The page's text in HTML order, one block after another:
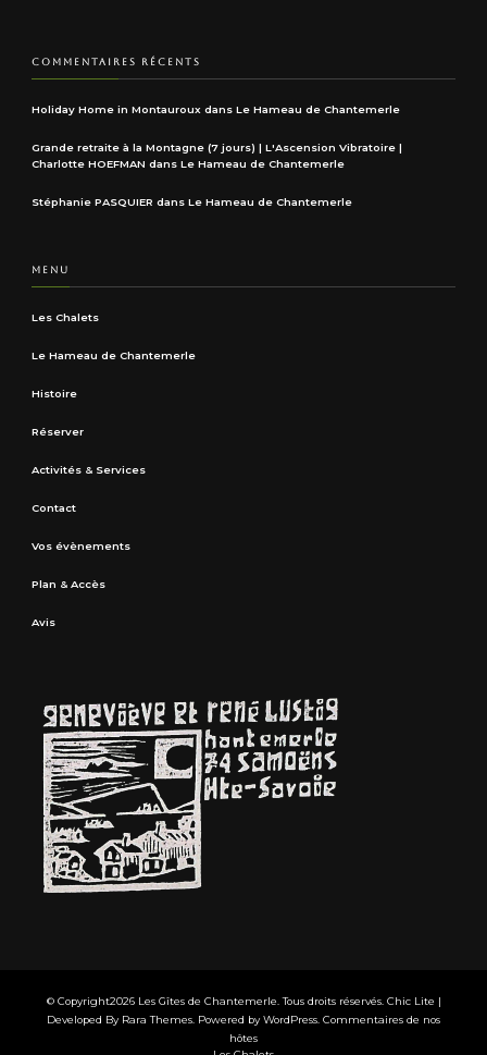
COMMENTAIRES RÉCENTS
Holiday Home in Montauroux dans Le Hameau de Chantemerle
Grande retraite à la Montagne (7 jours) | L'Ascension Vibratoire |
Charlotte HOEFMAN dans Le Hameau de Chantemerle
Stéphanie PASQUIER dans Le Hameau de Chantemerle
MENU
Les Chalets
Le Hameau de Chantemerle
Histoire
Réserver
Activités & Services
Contact
Vos évènements
Plan & Accès
Avis
© Copyright2026 Les Gîtes de Chantemerle . Tous droits réservés. Chic Lite |
Developed By Rara Themes . Powered by WordPress Commentaires de nos
hôtes